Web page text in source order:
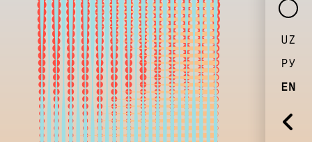
UZ
РУ
EN